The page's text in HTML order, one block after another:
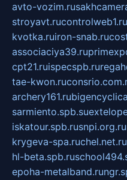
avto-vozim.ru
stroyavt.rucontrolweb1.ru
kvotka.ruiron-snab.ru
associaciya39.ru
cpt21.ruispecspb.ru
tae-kwon.ru
archery161.ru
sarmiento.spb.su
iskatour.spb.rusnpi.org.ru
krygeva-spa.ruchel.net.ru
hl-beta.spb.ru
epoha-metalband.ru